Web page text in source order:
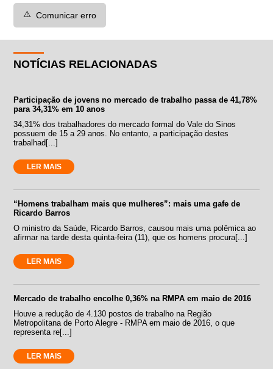
⚠️ Comunicar erro
NOTÍCIAS RELACIONADAS
Participação de jovens no mercado de trabalho passa de 41,78%
para 34,31% em 10 anos
34,31% dos trabalhadores do mercado formal do Vale do Sinos
possuem de 15 a 29 anos. No entanto, a participação destes
trabalhad[...]
LER MAIS
“Homens trabalham mais que mulheres”: mais uma gafe de
Ricardo Barros
O ministro da Saúde, Ricardo Barros, causou mais uma polêmica ao
afirmar na tarde desta quinta-feira (11), que os homens procura[...]
LER MAIS
Mercado de trabalho encolhe 0,36% na RMPA em maio de 2016
Houve a redução de 4.130 postos de trabalho na Região
Metropolitana de Porto Alegre - RMPA em maio de 2016, o que
representa re[...]
LER MAIS